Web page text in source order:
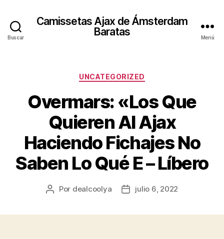
Buscar
Camissetas Ajax de Ámsterdam
Baratas
Menú
Categorías
UNCATEGORIZED
Overmars: «Los Que
Quieren Al Ajax
Haciendo Fichajes No
Saben Lo Qué E – Líbero
Autor
Por dealcoolya
Fechajulio 6, 2022